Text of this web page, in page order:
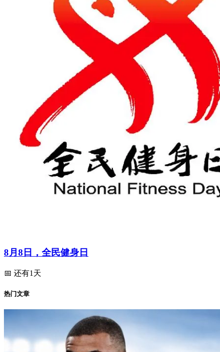
8月8日，全民健身日
📅 还有1天
热门文章